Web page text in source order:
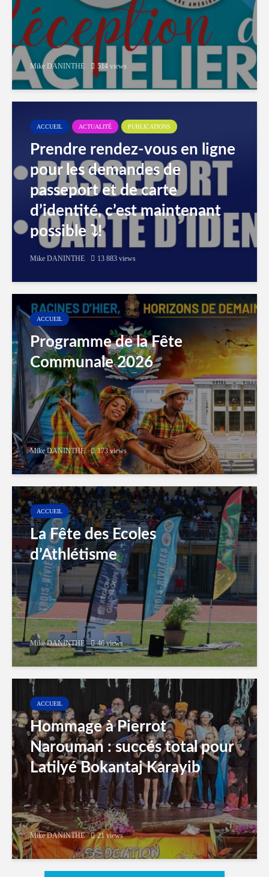
Mike DANINTHE 514 views
ACCUEIL ACTUALITÉ PUBLICATIONS
Prendre rendez-vous en ligne
pour les demandes de
passeport et de carte
d’identité, c’est maintenant
possible ⤵️!
Mike DANINTHE 13 883 views
ACCUEIL
Programme de la Fête
Communale 2026
Mike DANINTHE 173 views
ACCUEIL
La Fête des Ecoles
d’Athlétisme
Mike DANINTHE 46 views
ACCUEIL
Hommage à Pierrot
Narouman : succés total pour
Latilyé Bokantaj Karayib
Mike DANINTHE 21 views